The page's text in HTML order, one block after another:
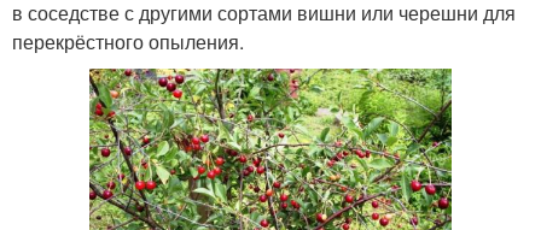
в соседстве с другими сортами вишни или черешни для
перекрёстного опыления.